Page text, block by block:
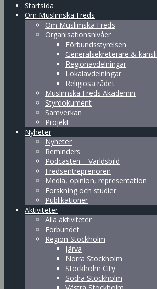
Startsida
Om Muslimska Freds
Om Muslimska Freds
Organisationsnivåer
Förbundsstyrelsen
Generalsekreterare & kansli
Regionavdelningar
Lokalavdelningar
Religiösa rådet
Muslimska Freds Akademin
Styrdokument
Samverkan
Projekt
Nyheter
Nyheter
Reminders
Podcasten – Världsbild
Fredsentreprenören
Media, opinion, representation
Forskning och studier
Publikationer
Aktiviteter
Alla aktiviteter
Förbundet
Region Stockholm
Järva
Norra Stockholm
Stockholm City
Södra Stockholm